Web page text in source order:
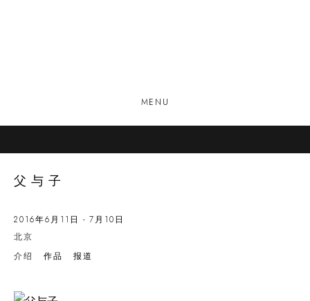
MENU
父与子
2016年6月11日 - 7月10日
北京
介绍
作品 报道